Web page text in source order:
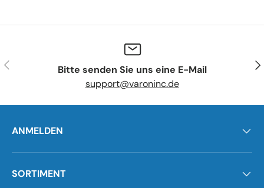
Précédent
Bitte senden Sie uns eine E-Mail
support@varoninc.de
ANMELDEN
SORTIMENT